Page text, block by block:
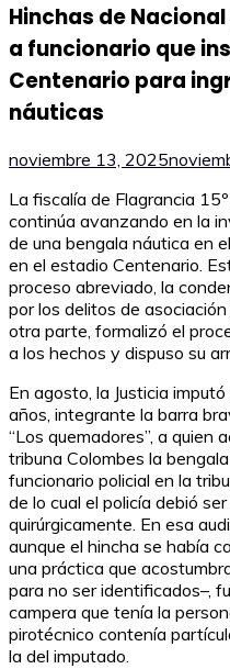
Hinchas de
a funcionario que
Centenario para
náuticas
noviembre 13, 2025
La fiscalía de Flagrancia
continúa avanzando en la
de una bengala náutica en
en el estadio Centenario.
proceso abreviado, la
por los delitos de
otra parte, formalizó el
a los hechos y dispuso su
En agosto, la Justicia
años, integrante la barra
“Los quemadores”, a quien
tribuna Colombes la
funcionario policial en la
de lo cual el policía debió
quirúrgicamente. En esa
aunque el hincha se había
una práctica que
para no ser identificados–,
campera que tenía la
pirotécnico contenía
la del imputado.